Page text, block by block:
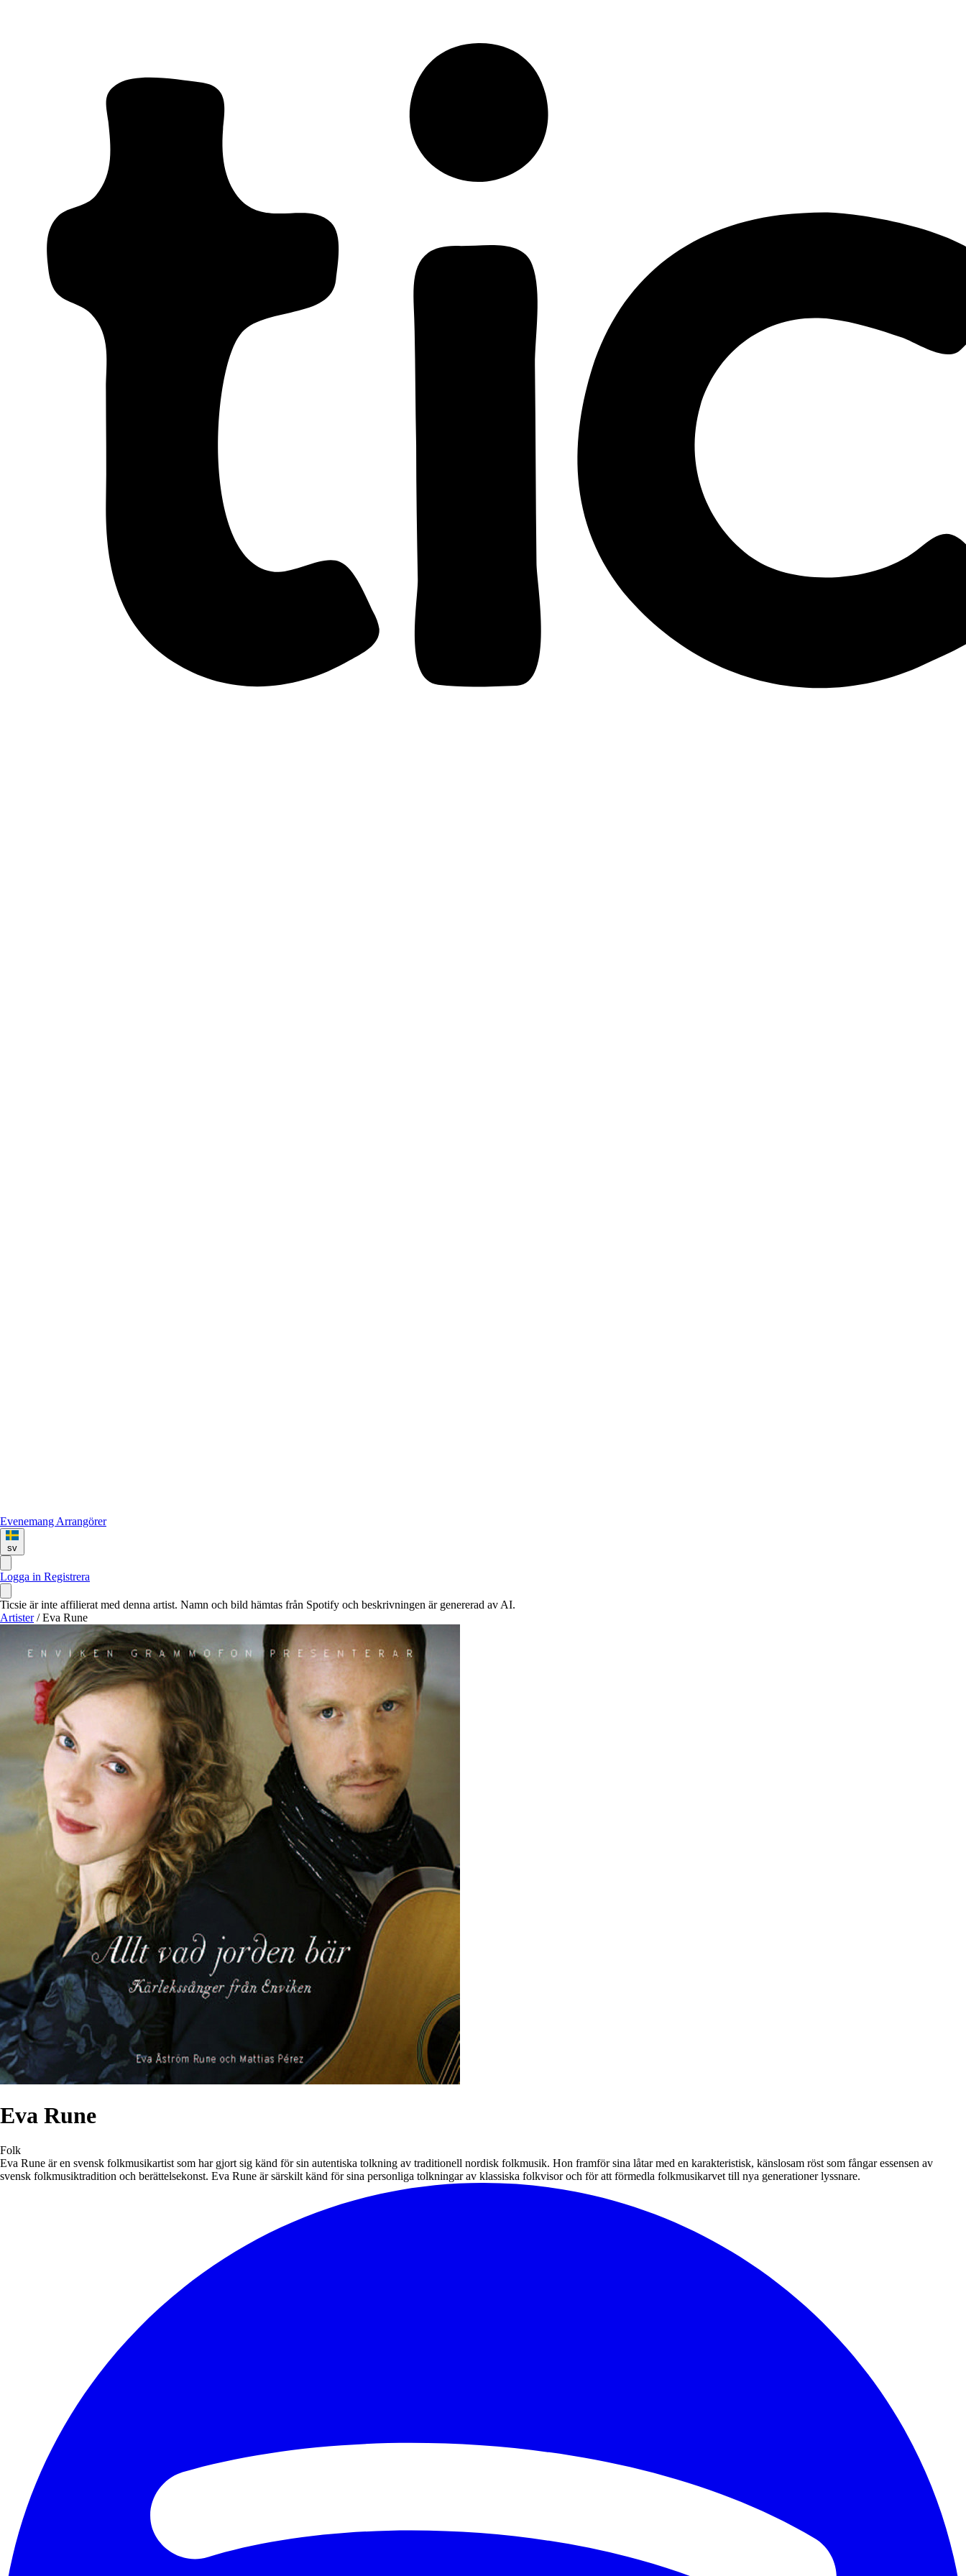
Evenemang Arrangörer
sv
Logga in Registrera
Ticsie är inte affilierat med denna artist. Namn och bild hämtas från Spotify och beskrivningen är genererad av AI.
Artister / Eva Rune
Eva Rune
Folk
Eva Rune är en svensk folkmusikartist som har gjort sig känd för sin autentiska tolkning av traditionell nordisk folkmusik. Hon framför sina låtar med en karakteristisk, känslosam röst som fångar essensen av
svensk folkmusiktradition och berättelsekonst. Eva Rune är särskilt känd för sina personliga tolkningar av klassiska folkvisor och för att förmedla folkmusikarvet till nya generationer lyssnare.